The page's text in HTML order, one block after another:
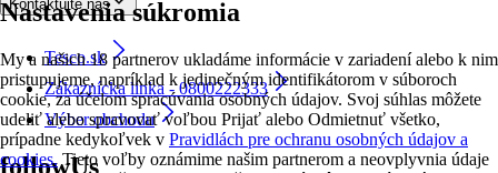
Nastavenia súkromia
My a našich 18 partnerov ukladáme informácie v zariadení alebo k nim
pristupujeme, napríklad k jedinečným identifikátorom v súboroch
cookie, za účelom spracúvania osobných údajov. Svoj súhlas môžete
udeliť alebo spravovať voľbou Prijať alebo Odmietnuť všetko,
prípadne kedykoľvek v Pravidlách pre ochranu osobných údajov a
cookies. Tieto voľby oznámime našim partnerom a neovplyvnia údaje
Kontaktujte nás
Tesco.sk
Zákaznícka linka - 0800222333
Výber obchodu
followUs